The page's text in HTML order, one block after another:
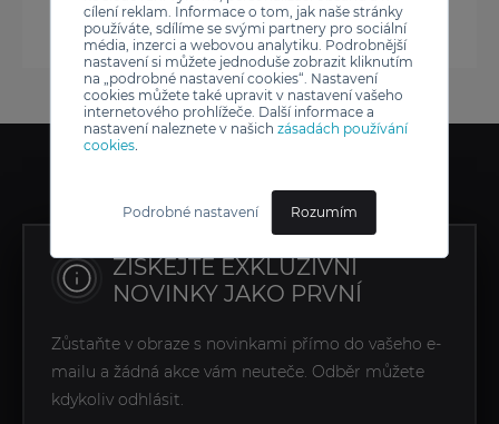
cílení reklam. Informace o tom, jak naše stránky
používáte, sdílíme se svými partnery pro sociální
média, inzerci a webovou analytiku. Podrobnější
nastavení si můžete jednoduše zobrazit kliknutím
na „podrobné nastavení cookies“. Nastavení
cookies můžete také upravit v nastavení vašeho
internetového prohlížeče. Další informace a
nastavení naleznete v našich zásadách používání
cookies.
Podrobné nastavení Rozumím
ZÍSKEJTE EXKLUZIVNÍ
NOVINKY JAKO PRVNÍ
Zůstaňte v obraze s novinkami přímo do vašeho e-
mailu a žádná akce vám neuteče. Odběr můžete
kdykoliv odhlásit.